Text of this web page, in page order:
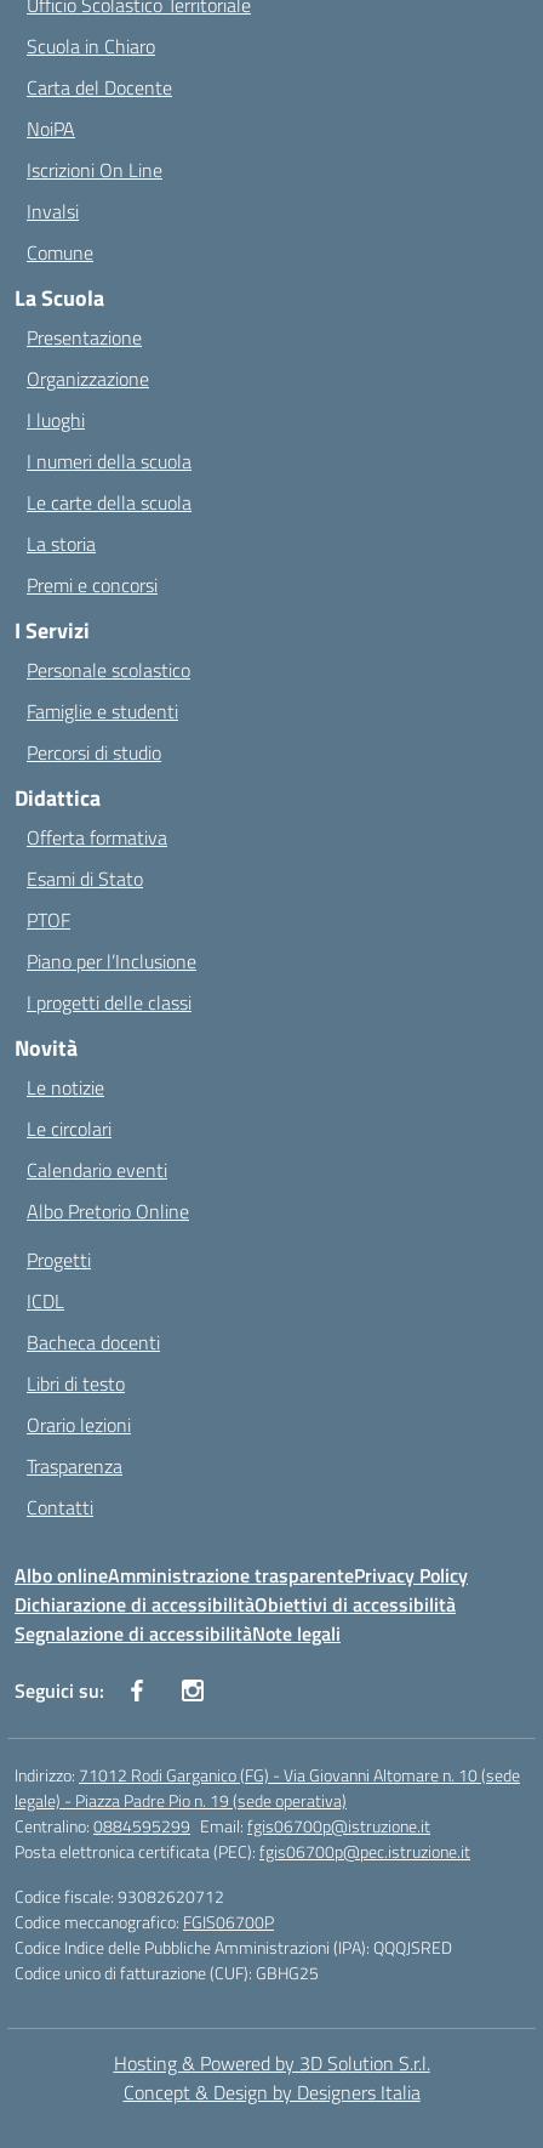
Scuola in Chiaro
Carta del Docente
NoiPA
Iscrizioni On Line
Invalsi
Comune
La Scuola
Presentazione
Organizzazione
I luoghi
I numeri della scuola
Le carte della scuola
La storia
Premi e concorsi
I Servizi
Personale scolastico
Famiglie e studenti
Percorsi di studio
Didattica
Offerta formativa
Esami di Stato
PTOF
Piano per l’Inclusione
I progetti delle classi
Novità
Le notizie
Le circolari
Calendario eventi
Albo Pretorio Online
Progetti
ICDL
Bacheca docenti
Libri di testo
Orario lezioni
Trasparenza
Contatti
Albo onlineAmministrazione trasparentePrivacy Policy
Dichiarazione di accessibilitàObiettivi di accessibilità
Segnalazione di accessibilitàNote legali
Seguici su:
Indirizzo: 71012 Rodi Garganico (FG) - Via Giovanni Altomare n. 10 (sede
legale) - Piazza Padre Pio n. 19 (sede operativa)
Centralino:0884595299 Email:fgis06700p@istruzione.it
Posta elettronica certificata (PEC):fgis06700p@pec.istruzione.it
Codice fiscale: 93082620712
Codice meccanografico: FGIS06700P
Codice Indice delle Pubbliche Amministrazioni (IPA): QQQJSRED
Codice unico di fatturazione (CUF): GBHG25
Hosting & Powered by 3D Solution S.r.l.
Concept & Design by Designers Italia